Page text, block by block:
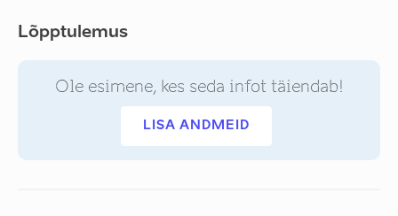
Lõpptulemus
Ole esimene, kes seda infot täiendab!
LISA ANDMEID